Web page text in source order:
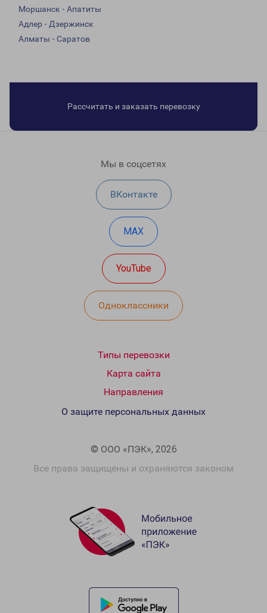
Моршанск - Апатиты
Адлер - Дзержинск
Алматы - Саратов
Рассчитать и заказать перевозку
Мы в соцсетях
ВКонтакте
MAX
YouTube
Одноклассники
Типы перевозки
Карта сайта
Направления
© ООО «ПЭК», 2026
Все права защищены и охраняются законом
О защите персональных данных